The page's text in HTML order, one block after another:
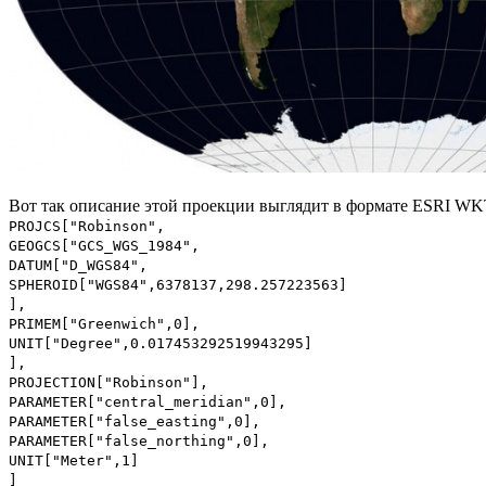
Вот так описание этой проекции выглядит в формате ESRI
PROJCS["Robinson",
GEOGCS["GCS_WGS_1984",
DATUM["D_WGS84",
SPHEROID["WGS84",6378137,298.257223563]
],
PRIMEM["Greenwich",0],
UNIT["Degree",0.017453292519943295]
],
PROJECTION["Robinson"],
PARAMETER["central_meridian",0],
PARAMETER["false_easting",0],
PARAMETER["false_northing",0],
UNIT["Meter",1]
]